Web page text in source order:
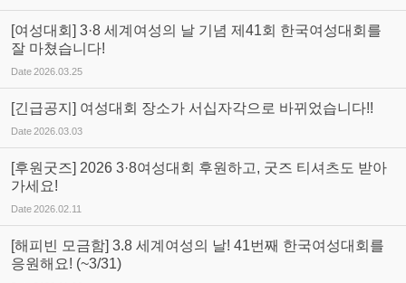
[여성대회] 3·8 세계여성의 날 기념 제41회 한국여성대회를
잘 마쳤습니다!
Date2026.03.25
[긴급공지] 여성대회 장소가 서십자각으로 바뀌었습니다!!
Date2026.03.03
[후원굿즈] 2026 3·8여성대회 후원하고, 굿즈 티셔츠도 받아
가세요!
Date2026.02.11
[해피빈 모금함] 3.8 세계여성의 날! 41번째 한국여성대회를
응원해요! (~3/31)